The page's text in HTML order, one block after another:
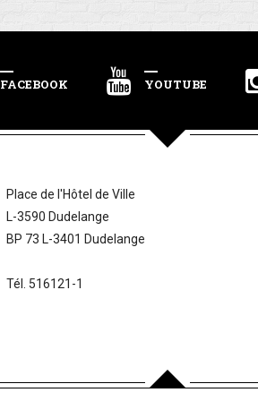
FACEBOOK YOUTUBE
Place de l'Hôtel de Ville
L-3590 Dudelange
BP 73 L-3401 Dudelange
Tél. 516121-1